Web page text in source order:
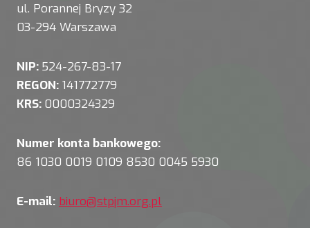
ul. Porannej Bryzy 32
03-294 Warszawa
NIP: 524-267-83-17
REGON: 141772779
KRS: 0000324329
Numer konta bankowego:
86 1030 0019 0109 8530 0045 5930
E-mail: biuro@stpjm.org.pl